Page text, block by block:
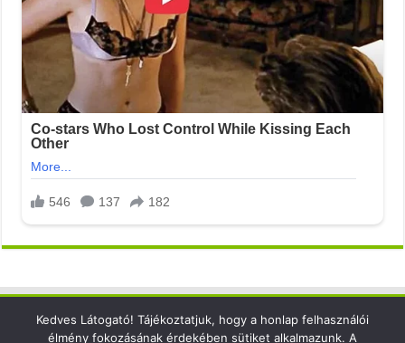
Elérhetőség
Kedves Látogató! Tájékoztatjuk, hogy a honlap felhasználói
élmény fokozásának érdekében sütiket alkalmazunk. A